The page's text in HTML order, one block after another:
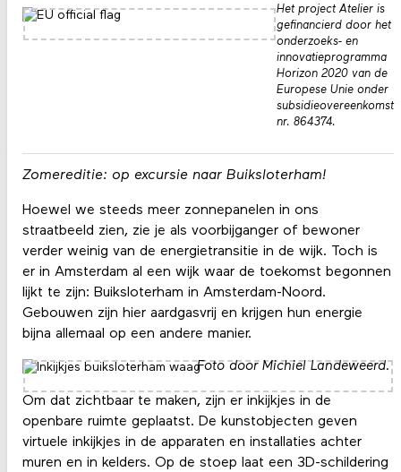
Zomereditie: op excursie naar Buiksloterham!
Hoewel we steeds meer zonnepanelen in ons
straatbeeld zien, zie je als voorbijganger of bewoner
verder weinig van de energietransitie in de wijk. Toch is
er in Amsterdam al een wijk waar de toekomst begonnen
lijkt te zijn: Buiksloterham in Amsterdam-Noord.
Gebouwen zijn hier aardgasvrij en krijgen hun energie
bijna allemaal op een andere manier.
Foto door Michiel Landeweerd.
Om dat zichtbaar te maken, zijn er inkijkjes in de
openbare ruimte geplaatst. De kunstobjecten geven
virtuele inkijkjes in de apparaten en installaties achter
muren en in kelders. Op de stoep laat een 3D-schildering
Het project Atelier is
gefinancierd door het
onderzoeks- en
innovatieprogramma
Horizon 2020 van de
Europese Unie onder
subsidieovereenkomst
nr. 864374.